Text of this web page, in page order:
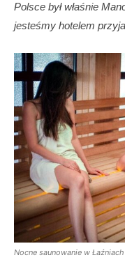
Polsce był właśnie
jesteśmy hotelem
Nocne saunowanie w